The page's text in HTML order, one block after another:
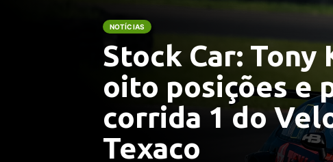
NOTÍCIAS
Stock Car: Tony
oito posições e
corrida 1 do
Texaco